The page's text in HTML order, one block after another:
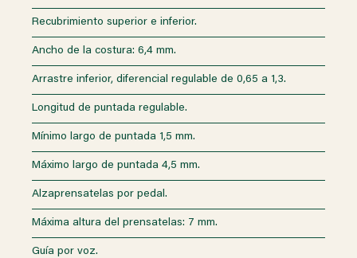
Recubrimiento superior e inferior.
Ancho de la costura: 6,4 mm.
Arrastre inferior, diferencial regulable de 0,65 a 1,3.
Longitud de puntada regulable.
Mínimo largo de puntada 1,5 mm.
Máximo largo de puntada 4,5 mm.
Alzaprensatelas por pedal.
Máxima altura del prensatelas: 7 mm.
Guía por voz.